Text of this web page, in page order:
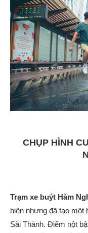
CHỤP HÌNH
Trạm xe buýt Hàm
hiện nhưng đã tạo
Sài Thành. Điểm nột